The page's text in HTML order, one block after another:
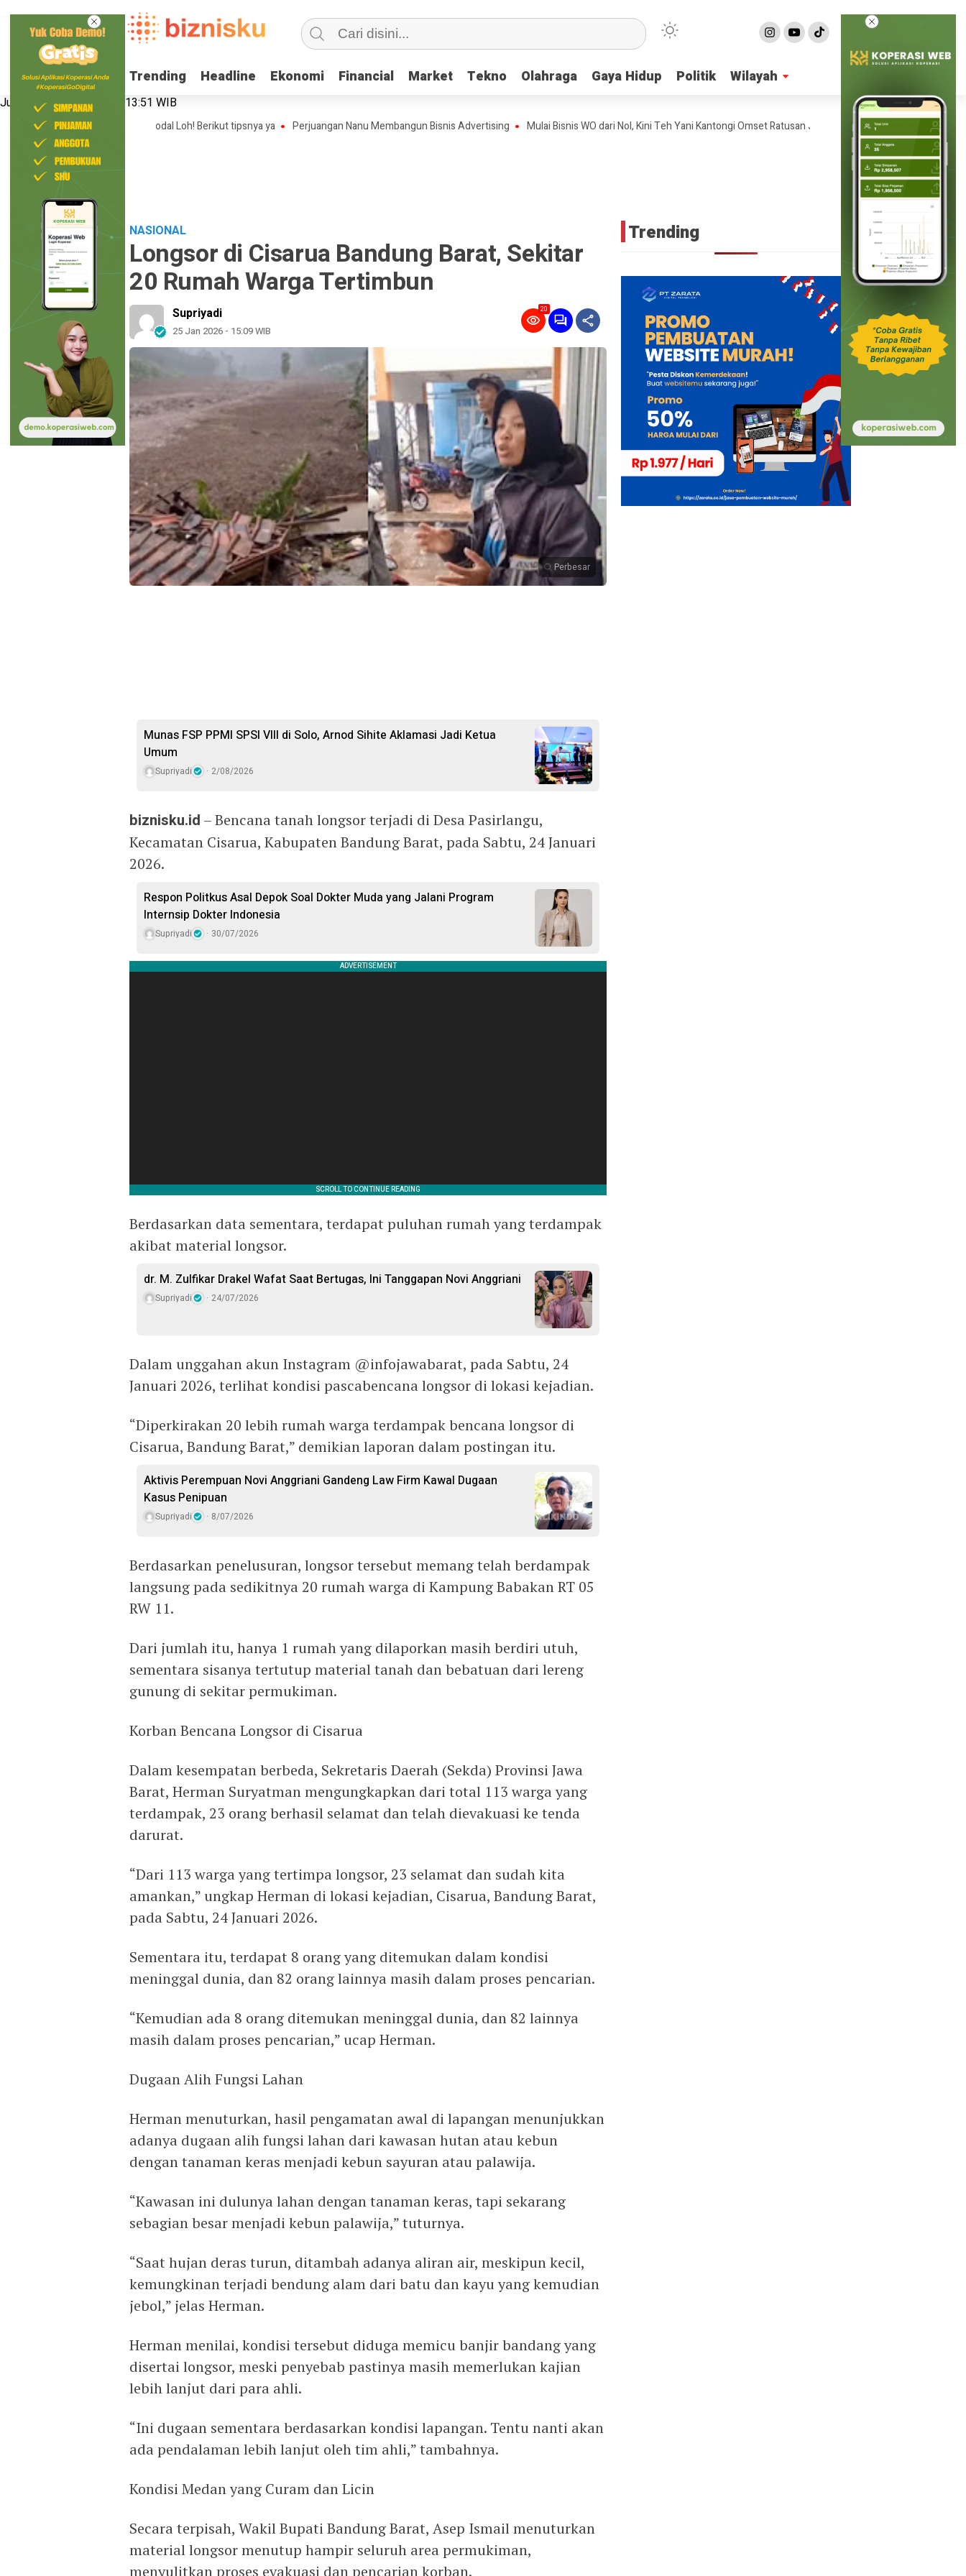
Trending Headline Ekonomi Financial Market Tekno Olahraga Gaya Hidup Politik Wilayah
Trending Headline Ekonomi Financial Market Tekno Olahraga Gaya Hidup Politik Wilayah
Jumat, 7 Agustus 2026 | 13:51 WIB
Online Shop Tanpa Modal Loh! Berikut tipsnya ya Perjuangan Nanu Membangun Bisnis Advertising Mulai Bisnis WO dari Nol, Kini Teh Yani Kantongi Omset Ratusan Juta Per Bulan 4 Ide Bisnis Online
NASIONAL
Longsor di Cisarua Bandung Barat, Sekitar
20 Rumah Warga Tertimbun
Supriyadi
25 Jan 2026 - 15:09 WIB
20
Perbesar
Munas FSP PPMI SPSI VIII di Solo, Arnod Sihite Aklamasi Jadi Ketua
Umum
Supriyadi 2/08/2026
biznisku.id – Bencana tanah longsor terjadi di Desa Pasirlangu,
Kecamatan Cisarua, Kabupaten Bandung Barat, pada Sabtu, 24 Januari
2026.
Respon Politkus Asal Depok Soal Dokter Muda yang Jalani Program
Internsip Dokter Indonesia
Supriyadi 30/07/2026
Berdasarkan data sementara, terdapat puluhan rumah yang terdampak
akibat material longsor.
dr. M. Zulfikar Drakel Wafat Saat Bertugas, Ini Tanggapan Novi Anggriani
Supriyadi 24/07/2026
Dalam unggahan akun Instagram @infojawabarat, pada Sabtu, 24
Januari 2026, terlihat kondisi pascabencana longsor di lokasi kejadian.
“Diperkirakan 20 lebih rumah warga terdampak bencana longsor di
Cisarua, Bandung Barat,” demikian laporan dalam postingan itu.
Aktivis Perempuan Novi Anggriani Gandeng Law Firm Kawal Dugaan
Kasus Penipuan
Supriyadi 8/07/2026
Berdasarkan penelusuran, longsor tersebut memang telah berdampak
langsung pada sedikitnya 20 rumah warga di Kampung Babakan RT 05
RW 11.
Dari jumlah itu, hanya 1 rumah yang dilaporkan masih berdiri utuh,
sementara sisanya tertutup material tanah dan bebatuan dari lereng
gunung di sekitar permukiman.
Korban Bencana Longsor di Cisarua
Dalam kesempatan berbeda, Sekretaris Daerah (Sekda) Provinsi Jawa
Barat, Herman Suryatman mengungkapkan dari total 113 warga yang
terdampak, 23 orang berhasil selamat dan telah dievakuasi ke tenda
darurat.
“Dari 113 warga yang tertimpa longsor, 23 selamat dan sudah kita
amankan,” ungkap Herman di lokasi kejadian, Cisarua, Bandung Barat,
pada Sabtu, 24 Januari 2026.
Sementara itu, terdapat 8 orang yang ditemukan dalam kondisi
meninggal dunia, dan 82 orang lainnya masih dalam proses pencarian.
“Kemudian ada 8 orang ditemukan meninggal dunia, dan 82 lainnya
masih dalam proses pencarian,” ucap Herman.
Dugaan Alih Fungsi Lahan
Herman menuturkan, hasil pengamatan awal di lapangan menunjukkan
adanya dugaan alih fungsi lahan dari kawasan hutan atau kebun
dengan tanaman keras menjadi kebun sayuran atau palawija.
“Kawasan ini dulunya lahan dengan tanaman keras, tapi sekarang
sebagian besar menjadi kebun palawija,” tuturnya.
“Saat hujan deras turun, ditambah adanya aliran air, meskipun kecil,
kemungkinan terjadi bendung alam dari batu dan kayu yang kemudian
jebol,” jelas Herman.
Herman menilai, kondisi tersebut diduga memicu banjir bandang yang
disertai longsor, meski penyebab pastinya masih memerlukan kajian
lebih lanjut dari para ahli.
“Ini dugaan sementara berdasarkan kondisi lapangan. Tentu nanti akan
ada pendalaman lebih lanjut oleh tim ahli,” tambahnya.
Kondisi Medan yang Curam dan Licin
Secara terpisah, Wakil Bupati Bandung Barat, Asep Ismail menuturkan
material longsor menutup hampir seluruh area permukiman,
menyulitkan proses evakuasi dan pencarian korban.
Trending